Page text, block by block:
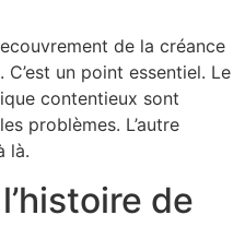
de la créance
un point essentiel. Le
contentieux sont
problèmes. L’autre
là.
de